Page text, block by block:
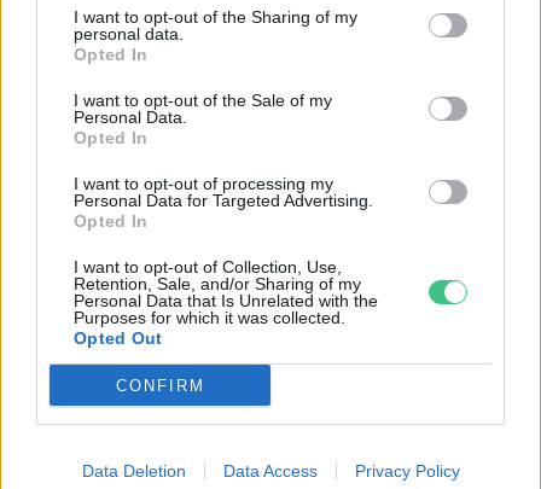
I want to opt-out of the Sharing of my
personal data.
Opted In
I want to opt-out of the Sale of my
Personal Data.
Opted In
I want to opt-out of processing my
Personal Data for Targeted Advertising.
Opted In
I want to opt-out of Collection, Use,
Retention, Sale, and/or Sharing of my
Personal Data that Is Unrelated with the
Purposes for which it was collected.
Opted Out
CONFIRM
Data Deletion Data Access Privacy Policy
Ezt a növényt már az őskorban is ismerték, a népi gyógyászatban